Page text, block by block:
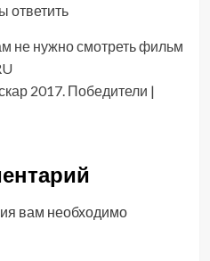
ответить
не нужно смотреть фильм
2017. Победители |
вам необходимо